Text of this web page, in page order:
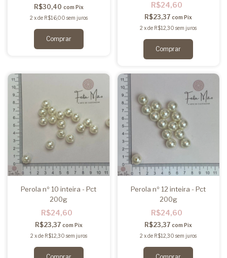
R$30,40 com Pix
2 xde R$16,00 sem juros
R$24,60
R$23,37com Pix
2 xde R$12,30 sem juros
Perola nº 10 inteira - Pct
200g
R$24,60
R$23,37 com Pix
2 xde R$12,30 sem juros
Perola nº 12 inteira - Pct
200g
R$24,60
R$23,37com Pix
2 xde R$12,30 sem juros